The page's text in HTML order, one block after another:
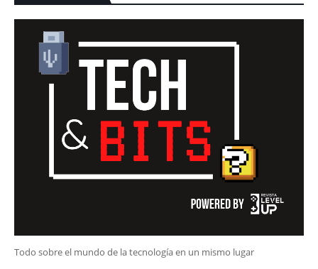
Todo sobre el mundo de la tecnología en un mismo lugar